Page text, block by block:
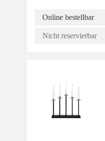
Online bestellbar
Nicht reservierbar